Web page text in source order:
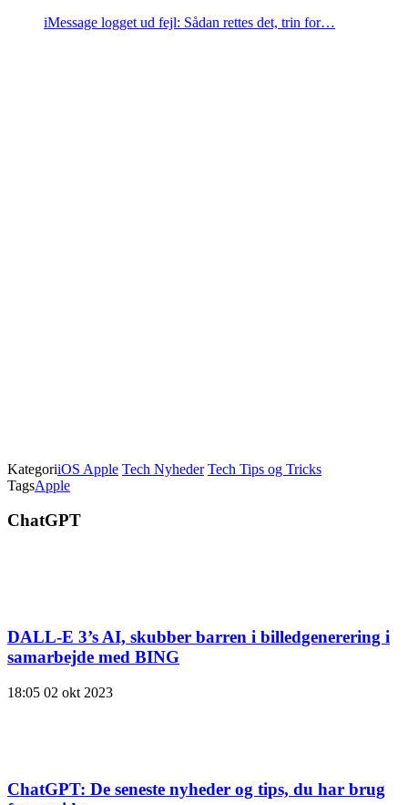
iMessage logget ud fejl: Sådan rettes det, trin for…
KategoriiOS Apple Tech Nyheder Tech Tips og Tricks
TagsApple
ChatGPT
DALL-E 3’s AI, skubber barren i billedgenerering i
samarbejde med BING
18:05 02 okt 2023
ChatGPT: De seneste nyheder og tips, du har brug